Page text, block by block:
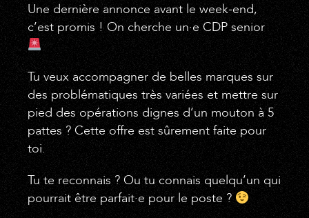
Une dernière annonce avant le week-end,
c’est promis ! On cherche un·e CDP senior
Tu veux accompagner de belles marques sur
des problématiques très variées et mettre sur
pied des opérations dignes d’un mouton à 5
pattes ? Cette offre est sûrement faite pour
toi.
Tu te reconnais ? Ou tu connais quelqu’un qui
pourrait être parfait·e pour le poste ?